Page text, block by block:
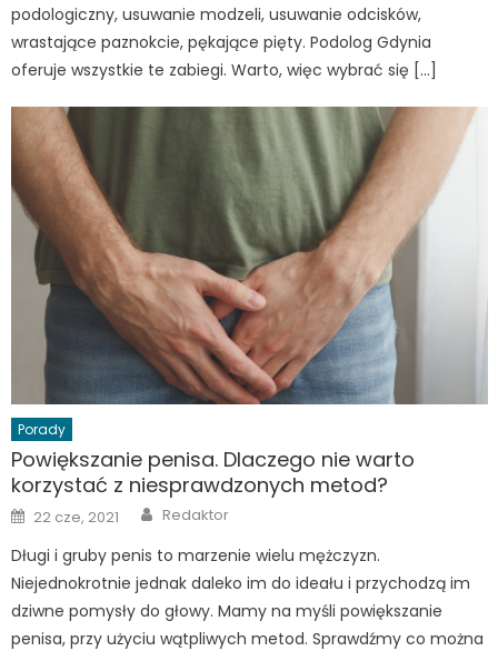
podologiczny, usuwanie modzeli, usuwanie odcisków,
wrastające paznokcie, pękające pięty. Podolog Gdynia
oferuje wszystkie te zabiegi. Warto, więc wybrać się […]
Porady
Powiększanie penisa. Dlaczego nie warto
korzystać z niesprawdzonych metod?
Posted
on
22 cze, 2021 Author
Redaktor
Długi i gruby penis to marzenie wielu mężczyzn.
Niejednokrotnie jednak daleko im do ideału i przychodzą im
dziwne pomysły do głowy. Mamy na myśli powiększanie
penisa, przy użyciu wątpliwych metod. Sprawdźmy co można